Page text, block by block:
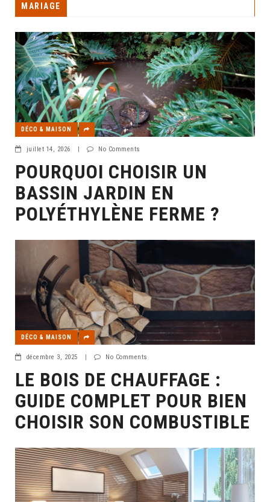
MARIAGE
DÉCO & MAISON
juillet 14, 2026 | No Comments
POURQUOI CHOISIR UN
BASSIN JARDIN EN
POLYÉTHYLÈNE FERME ?
DÉCO & MAISON
décembre 3, 2025 | No Comments
LE BOIS DE CHAUFFAGE :
GUIDE COMPLET POUR BIEN
CHOISIR SON COMBUSTIBLE